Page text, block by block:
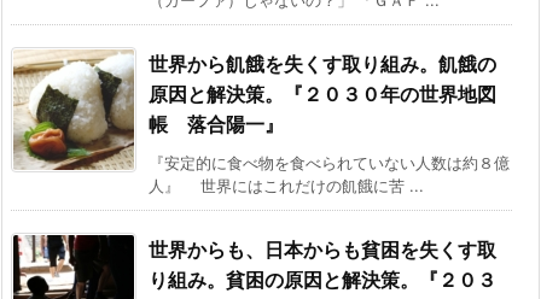
世界から飢餓を失くす取り組み。飢餓の
原因と解決策。『２０３０年の世界地図
帳 落合陽一』
『安定的に食べ物を食べられていない人数は約８億
人』 世界にはこれだけの飢餓に苦 ...
世界からも、日本からも貧困を失くす取
り組み。貧困の原因と解決策。『２０３